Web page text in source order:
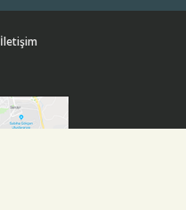
İletişim